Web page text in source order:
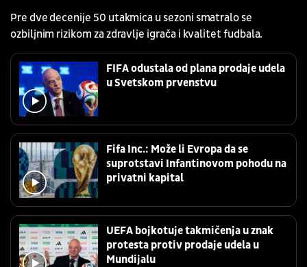
Pre dve decenije 50 utakmica u sezoni smatralo se
ozbiljnim rizikom za zdravlje igrača i kvalitet fudbala.
FIFA odustala od plana prodaje udela
u Svetskom prvenstvu
Fifa Inc.: Može li Evropa da se
suprotstavi Infantinovom pohodu na
privatni kapital
UEFA bojkotuje takmičenja u znak
protesta protiv prodaje udela u
Mundijalu